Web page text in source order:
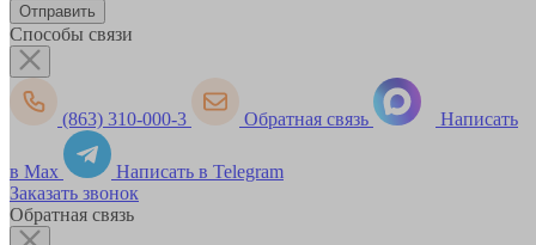
Способы связи
(863) 310-000-3 Обратная связь Написать
в Max
Написать в Telegram
Заказать звонок
Обратная связь